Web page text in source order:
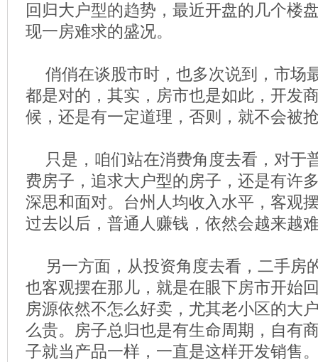
回归大户型的趋势，最近开盘的几个楼
现一房难求的盛况。
俏俏在谈股市时，也多次说到，市场
都是对的，其实，房市也是如此，开发
候，还是有一定道理，否则，就不会被
只是，咱们站在消费角度去看，对于
费房子，追求大户型的房子，还是有许
深思和面对。台州人均收入水平，客观
过去以后，普通人赚钱，依然会越来越
另一方面，从投资角度去看，二手房
也客观摆在那儿，就是在眼下房市开始
房源依然不怎么好卖，尤其老小区的大
么贵。房子总归也是有生命周期，自有
子就当产品一样，一直是这样开发销售